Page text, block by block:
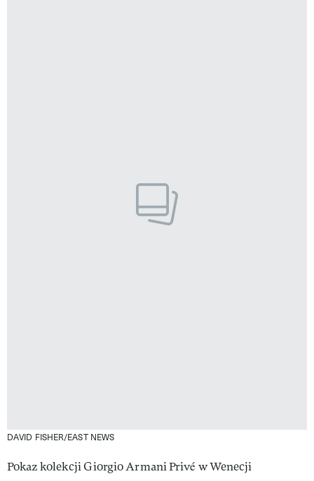
DAVID FISHER/EAST NEWS
Pokaz kolekcji Giorgio Armani Privé w Wenecji